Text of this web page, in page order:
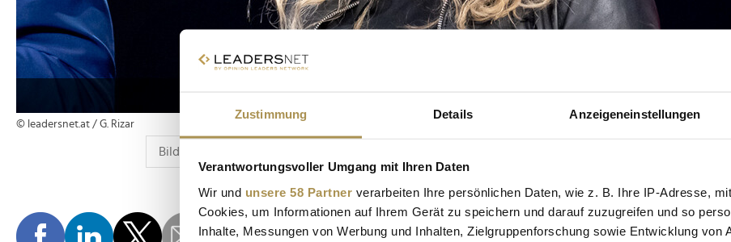
Zustimmung Details Anzeigeneinstellungen
Verantwortungsvoller Umgang mit Ihren Daten
Wir und unsere 58 Partner verarbeiten Ihre persönlichen Daten, wie z. B. Ihre IP-Adresse,
Cookies, um Informationen auf Ihrem Gerät zu speichern und darauf zuzugreifen und so
Inhalte, Messungen von Werbung und Inhalten, Zielgruppenforschung sowie Entwicklung von
© leadersnet.at / G. Rizar
Advertisement